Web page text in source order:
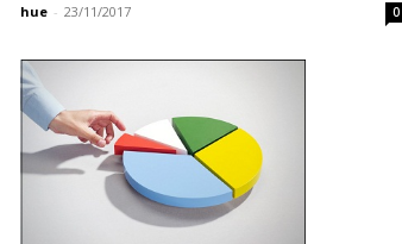
hue - 23/11/2017 0